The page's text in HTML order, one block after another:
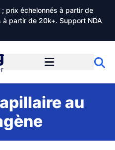
prix échelonnés à partir de
partir de 20k+. Support NDA
au